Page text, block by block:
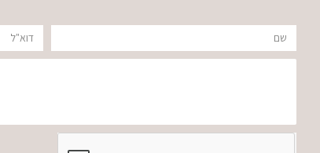
שם דוא"ל